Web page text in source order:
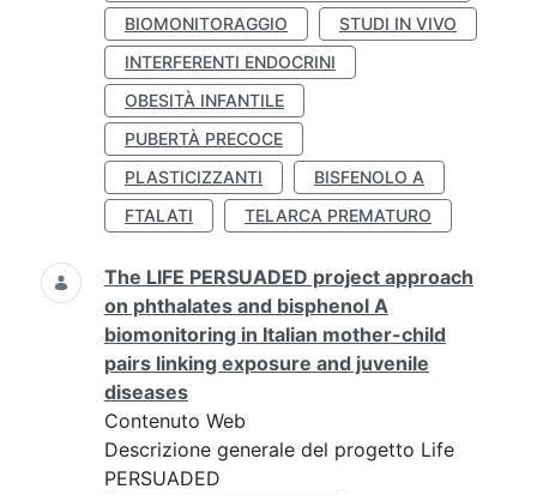
BIOMONITORAGGIO
STUDI IN VIVO
INTERFERENTI ENDOCRINI
OBESITÀ INFANTILE
PUBERTÀ PRECOCE
PLASTICIZZANTI
BISFENOLO A
FTALATI
TELARCA PREMATURO
The LIFE PERSUADED project approach
on phthalates and bisphenol A
biomonitoring in Italian mother-child
pairs linking exposure and juvenile
diseases
Contenuto Web
Descrizione generale del progetto Life
PERSUADED